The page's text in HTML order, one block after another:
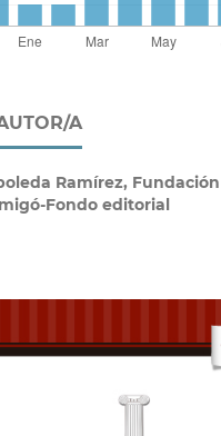
A
Ramírez, Fundación
Fondo editorial